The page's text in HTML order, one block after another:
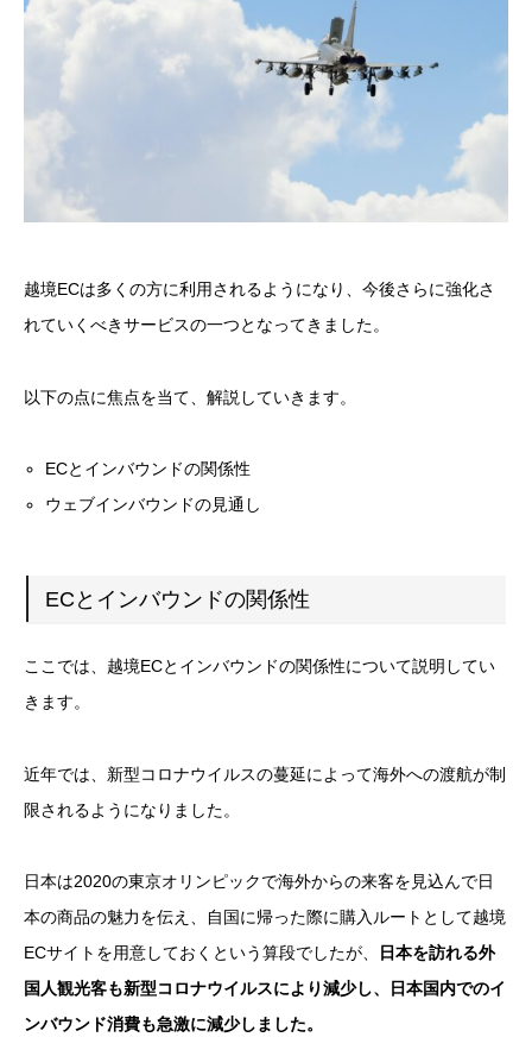
越境ECは多くの方に利用されるようになり、今後さらに強化さ
れていくべきサービスの一つとなってきました。
以下の点に焦点を当て、解説していきます。
ECとインバウンドの関係性
ウェブインバウンドの見通し
ECとインバウンドの関係性
ここでは、越境ECとインバウンドの関係性について説明してい
きます。
近年では、新型コロナウイルスの蔓延によって海外への渡航が制
限されるようになりました。
日本は2020の東京オリンピックで海外からの来客を見込んで日
本の商品の魅力を伝え、自国に帰った際に購入ルートとして越境
ECサイトを用意しておくという算段でしたが、
日本を訪れる外
国人観光客も新型コロナウイルスにより減少し、日本国内でのイ
ンバウンド消費も急激に減少しました。